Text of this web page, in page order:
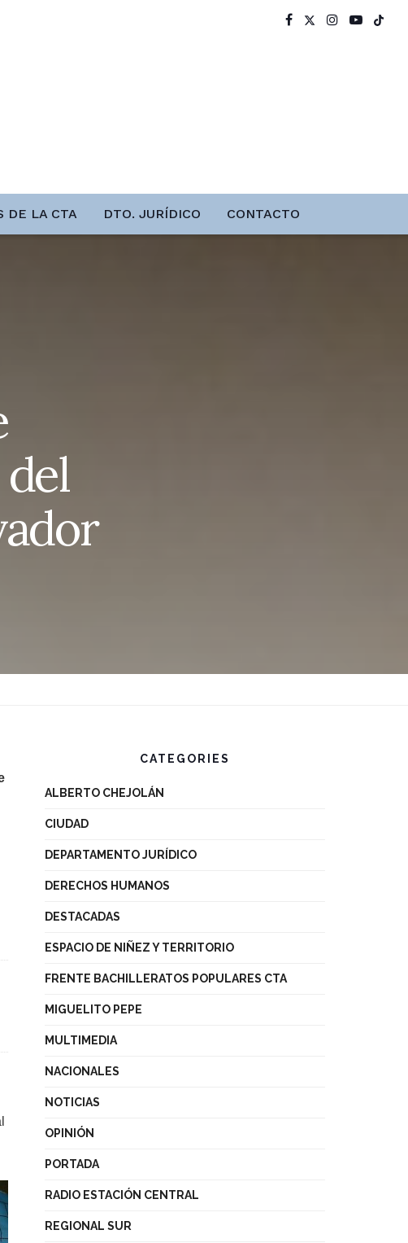
DE LA CTA DTO. JURÍDICO CONTACTO
CATEGORIES
ALBERTO CHEJOLÁN
CIUDAD
DEPARTAMENTO JURÍDICO
DERECHOS HUMANOS
DESTACADAS
ESPACIO DE NIÑEZ Y TERRITORIO
FRENTE BACHILLERATOS POPULARES CTA
MIGUELITO PEPE
MULTIMEDIA
NACIONALES
NOTICIAS
OPINIÓN
PORTADA
RADIO ESTACIÓN CENTRAL
REGIONAL SUR